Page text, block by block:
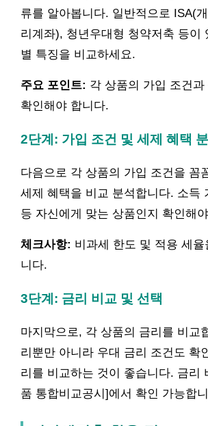
류를 알아봅니다. 일반적으로 ISA(
리계좌), 청년우대형 청약저축 등이
별 특징을 비교하세요.
주요 포인트: 각 상품의 가입 조건과
확인해야 합니다.
2단계: 가입 조건 및 세제 혜택
다음으로 각 상품의 가입 조건을 꼼
세제 혜택을 비교 분석합니다. 소득
등 자신에게 맞는 상품인지 확인해
체크사항: 비과세 한도 및 적용 세
니다.
3단계: 금리 비교 및 선택
마지막으로, 각 상품의 금리를 비교
리뿐만 아니라 우대 금리 조건도 확
리를 비교하는 것이 좋습니다. 금리
품 통합비교공시]에서 확인 가능합